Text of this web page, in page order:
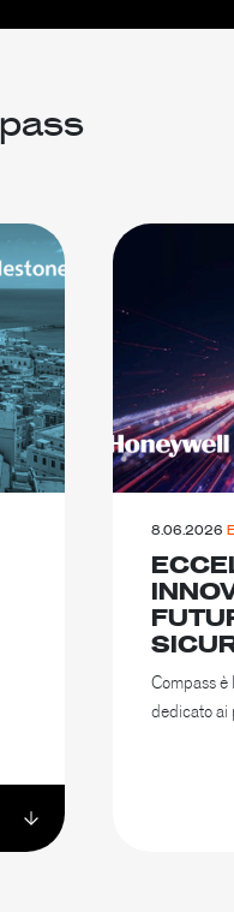
8.06.2026
Compass è
dedicato ai